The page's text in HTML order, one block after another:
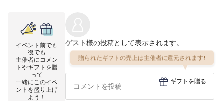
イベント前でも
後でも
主催者にコメン
トやギフトを贈
って
一緒にこのイベ
ントを盛り上げ
よう！
ゲスト様の投稿として表示されます。
贈られたギフトの売上は主催者に還元されます!
ギフトを贈る